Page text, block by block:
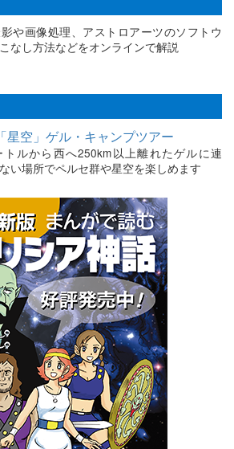
や画像処理、アストロアーツのソフトウ
なし方法などをオンラインで解説
星空」ゲル・キャンプツアー
トルから西へ250km以上離れたゲルに連
い場所でペルセ群や星空を楽しめます